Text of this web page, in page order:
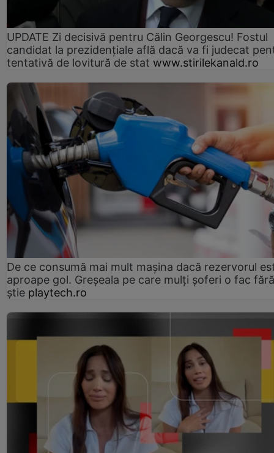
UPDATE Zi decisivă pentru Călin Georgescu! Fostul
candidat la prezidențiale află dacă va fi judecat
tentativă de lovitură de stat www.stirilekanald.ro
De ce consumă mai mult mașina dacă rezervorul
aproape gol. Greșeala pe care mulți șoferi o fac
știe playtech.ro